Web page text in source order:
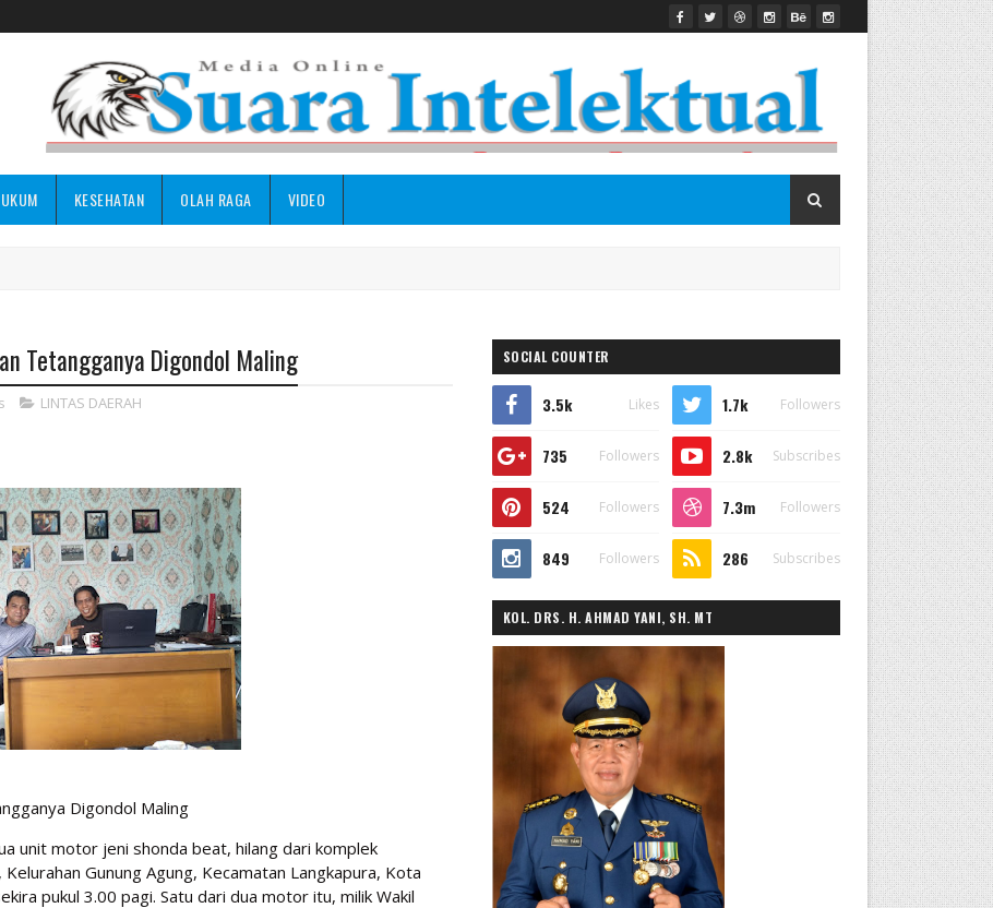
KESEHATAN OLAH RAGA VIDEO
Tetangganya Digondol Maling
LINTAS DAERAH
Digondol Maling
unit motor jeni shonda beat, hilang dari komplek
Gunung Agung, Kecamatan Langkapura, Kota
pukul 3.00 pagi. Satu dari dua motor itu, milik Wakil
SOCIAL COUNTER
3.5k Likes 1.7k Followers
735 Followers 2.8k Subscribes
524 Followers 7.3m Followers
849 Followers 286 Subscribes
KOL. DRS. H. AHMAD YANI, SH. MT